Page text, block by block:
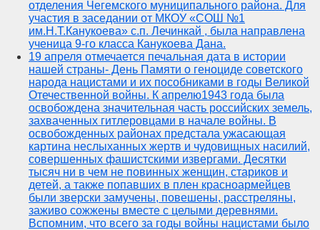
отделения Чегемского муниципального района. Для
участия в заседании от МКОУ «СОШ №1
им.Н.Т.Канукоева» с.п. Лечинкай , была направлена
ученица 9-го класса Канукоева Дана.
19 апреля отмечается печальная дата в истории
нашей страны- День Памяти о геноциде советского
народа нацистами и их пособниками в годы Великой
Отечественной войны. К апрелю1943 года была
освобождена значительная часть российских земель,
захваченных гитлеровцами в начале войны. В
освобожденных районах предстала ужасающая
картина неслыханных жертв и чудовищных насилий,
совершенных фашистскими извергами. Десятки
тысяч ни в чем не повинных женщин, стариков и
детей, а также попавших в плен красноармейцев
были зверски замучены, повешены, расстреляны,
заживо сожжены вместе с целыми деревнями.
Вспомним, что всего за годы войны нацистами было